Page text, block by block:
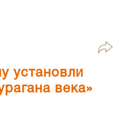
установли
века»